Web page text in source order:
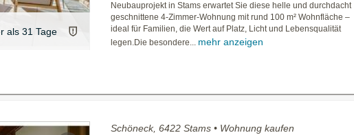
als 31 Tage
Neubauprojekt in Stams erwartet Sie diese helle und durchdacht
geschnittene 4-Zimmer-Wohnung mit rund 100 m² Wohnfläche –
ideal für Familien, die Wert auf Platz, Licht und Lebensqualität
legen.Die besondere... mehr anzeigen
Schöneck, 6422 Stams • Wohnung kaufen